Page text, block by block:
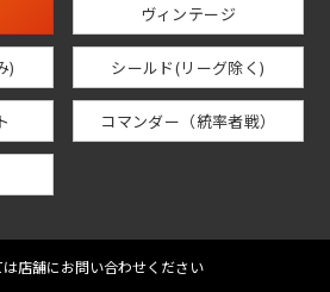
ヴィンテージ
) シールド(リーグ除く)
コマンダー（統率者戦）
店舗にお問い合わせください